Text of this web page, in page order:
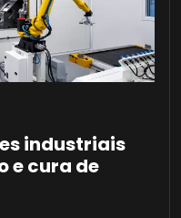
industriais
e cura de